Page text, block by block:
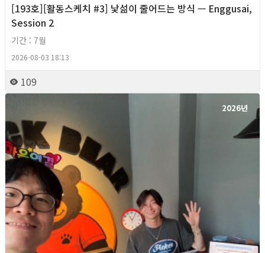
[193호][활동스케치 #3] 낯섦이 줄어드는 방식 — Enggusai,
Session 2
기간 : 7월
2026-08-03 18:13
109
2026년